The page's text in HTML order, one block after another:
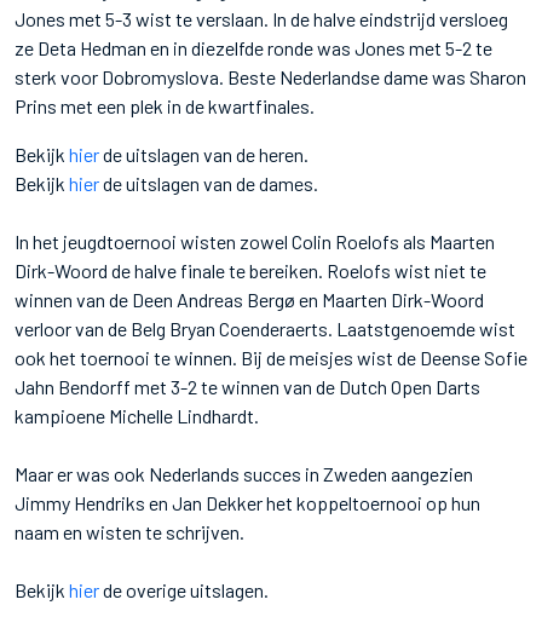
Jones met 5-3 wist te verslaan. In de halve eindstrijd versloeg
ze Deta Hedman en in diezelfde ronde was Jones met 5-2 te
sterk voor Dobromyslova. Beste Nederlandse dame was Sharon
Prins met een plek in de kwartfinales.
Bekijk hierde uitslagen van de heren.
Bekijk hierde uitslagen van de dames.
In het jeugdtoernooi wisten zowel Colin Roelofs als Maarten
Dirk-Woord de halve finale te bereiken. Roelofs wist niet te
winnen van de Deen Andreas Bergø en Maarten Dirk-Woord
verloor van de Belg Bryan Coenderaerts. Laatstgenoemde wist
ook het toernooi te winnen. Bij de meisjes wist de Deense Sofie
Jahn Bendorff met 3-2 te winnen van de Dutch Open Darts
kampioene Michelle Lindhardt.
Maar er was ook Nederlands succes in Zweden aangezien
Jimmy Hendriks en Jan Dekker het koppeltoernooi op hun
naam en wisten te schrijven.
Bekijk hierde overige uitslagen.